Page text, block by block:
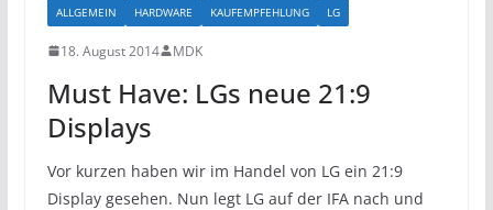
ALLGEMEIN HARDWARE KAUFEMPFEHLUNG LG
18. August 2014 MDK
Must Have: LGs neue 21:9
Displays
Vor kurzen haben wir im Handel von LG ein 21:9
Display gesehen. Nun legt LG auf der IFA nach und